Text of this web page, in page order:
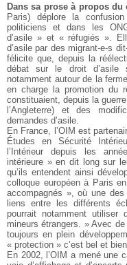
Dans sa prose à propos du
Paris) déplore la
politiciens et dans les
d’asile » et « réfugiés ».
d’asile par des migrant-e-s
félicite que, depuis la
débat sur le droit d’asile
notamment autour de la
en charge la promotion du
constituaient, depuis la
l’Angleterre) et des
demandes d’asile.
En France, l’OIM est
Études en Sécurité
l’Intérieur depuis les
intérieure » en dit long sur
qu’ils entendent ainsi
colloque européen à Paris
accompagnés », où une des
liens entre les différents
pourrait notamment utiliser
mineurs étrangers. » Avec
toujours en plein
« protection » c’est bel et
En 2002, l’OIM a mené une